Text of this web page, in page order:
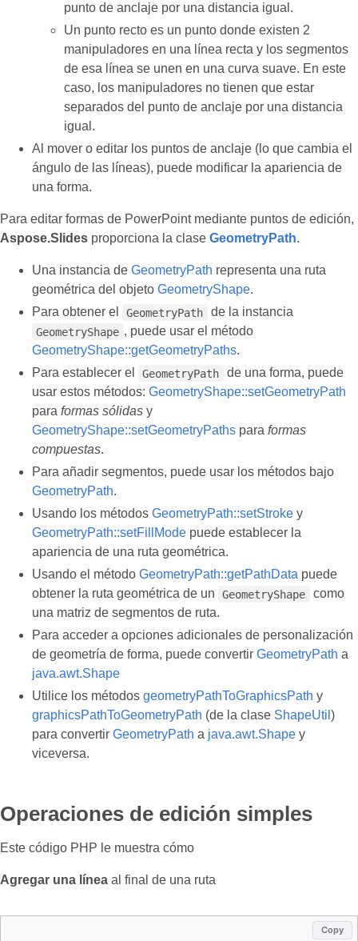
punto de anclaje por una distancia igual.
Un punto recto es un punto donde existen 2
manipuladores en una línea recta y los segmentos
de esa línea se unen en una curva suave. En este
caso, los manipuladores no tienen que estar
separados del punto de anclaje por una distancia
igual.
Al mover o editar los puntos de anclaje (lo que cambia el
ángulo de las líneas), puede modificar la apariencia de
una forma.
Para editar formas de PowerPoint mediante puntos de edición,
Aspose.Slides proporciona la clase GeometryPath.
Una instancia de GeometryPath representa una ruta
geométrica del objeto GeometryShape.
Para obtener el
GeometryPath de la instancia
GeometryShape , puede usar el método
GeometryShape::getGeometryPaths.
Para establecer el
GeometryPath
de una forma, puede
usar estos métodos: GeometryShape::setGeometryPath
para formas sólidas y
GeometryShape::setGeometryPaths para formas
compuestas.
Para añadir segmentos, puede usar los métodos bajo
GeometryPath.
Usando los métodos GeometryPath::setStroke y
GeometryPath::setFillMode puede establecer la
apariencia de una ruta geométrica.
Usando el método GeometryPath::getPathData puede
obtener la ruta geométrica de un
GeometryShape
como
una matriz de segmentos de ruta.
Para acceder a opciones adicionales de personalización
de geometría de forma, puede convertir GeometryPath a
java.awt.Shape
Utilice los métodos geometryPathToGraphicsPath y
graphicsPathToGeometryPath (de la clase ShapeUtil )
para convertir GeometryPath a java.awt.Shape y
viceversa.
Operaciones de edición simples
Este código PHP le muestra cómo
Agregar una línea al final de una ruta
Copy